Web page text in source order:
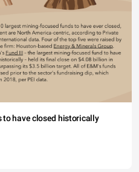
to have closed historically